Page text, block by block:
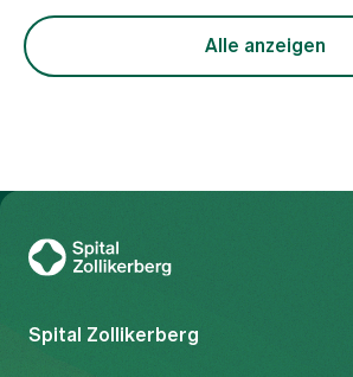
Alle anzeigen
Spital Zollikerberg